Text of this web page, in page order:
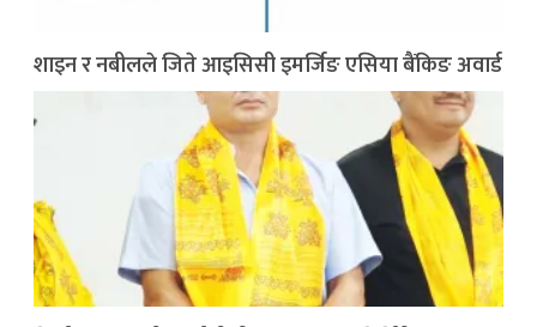
शाइन र नबीलले जिते आइसिसी इमर्जिङ एसिया बैंकिङ अवार्ड